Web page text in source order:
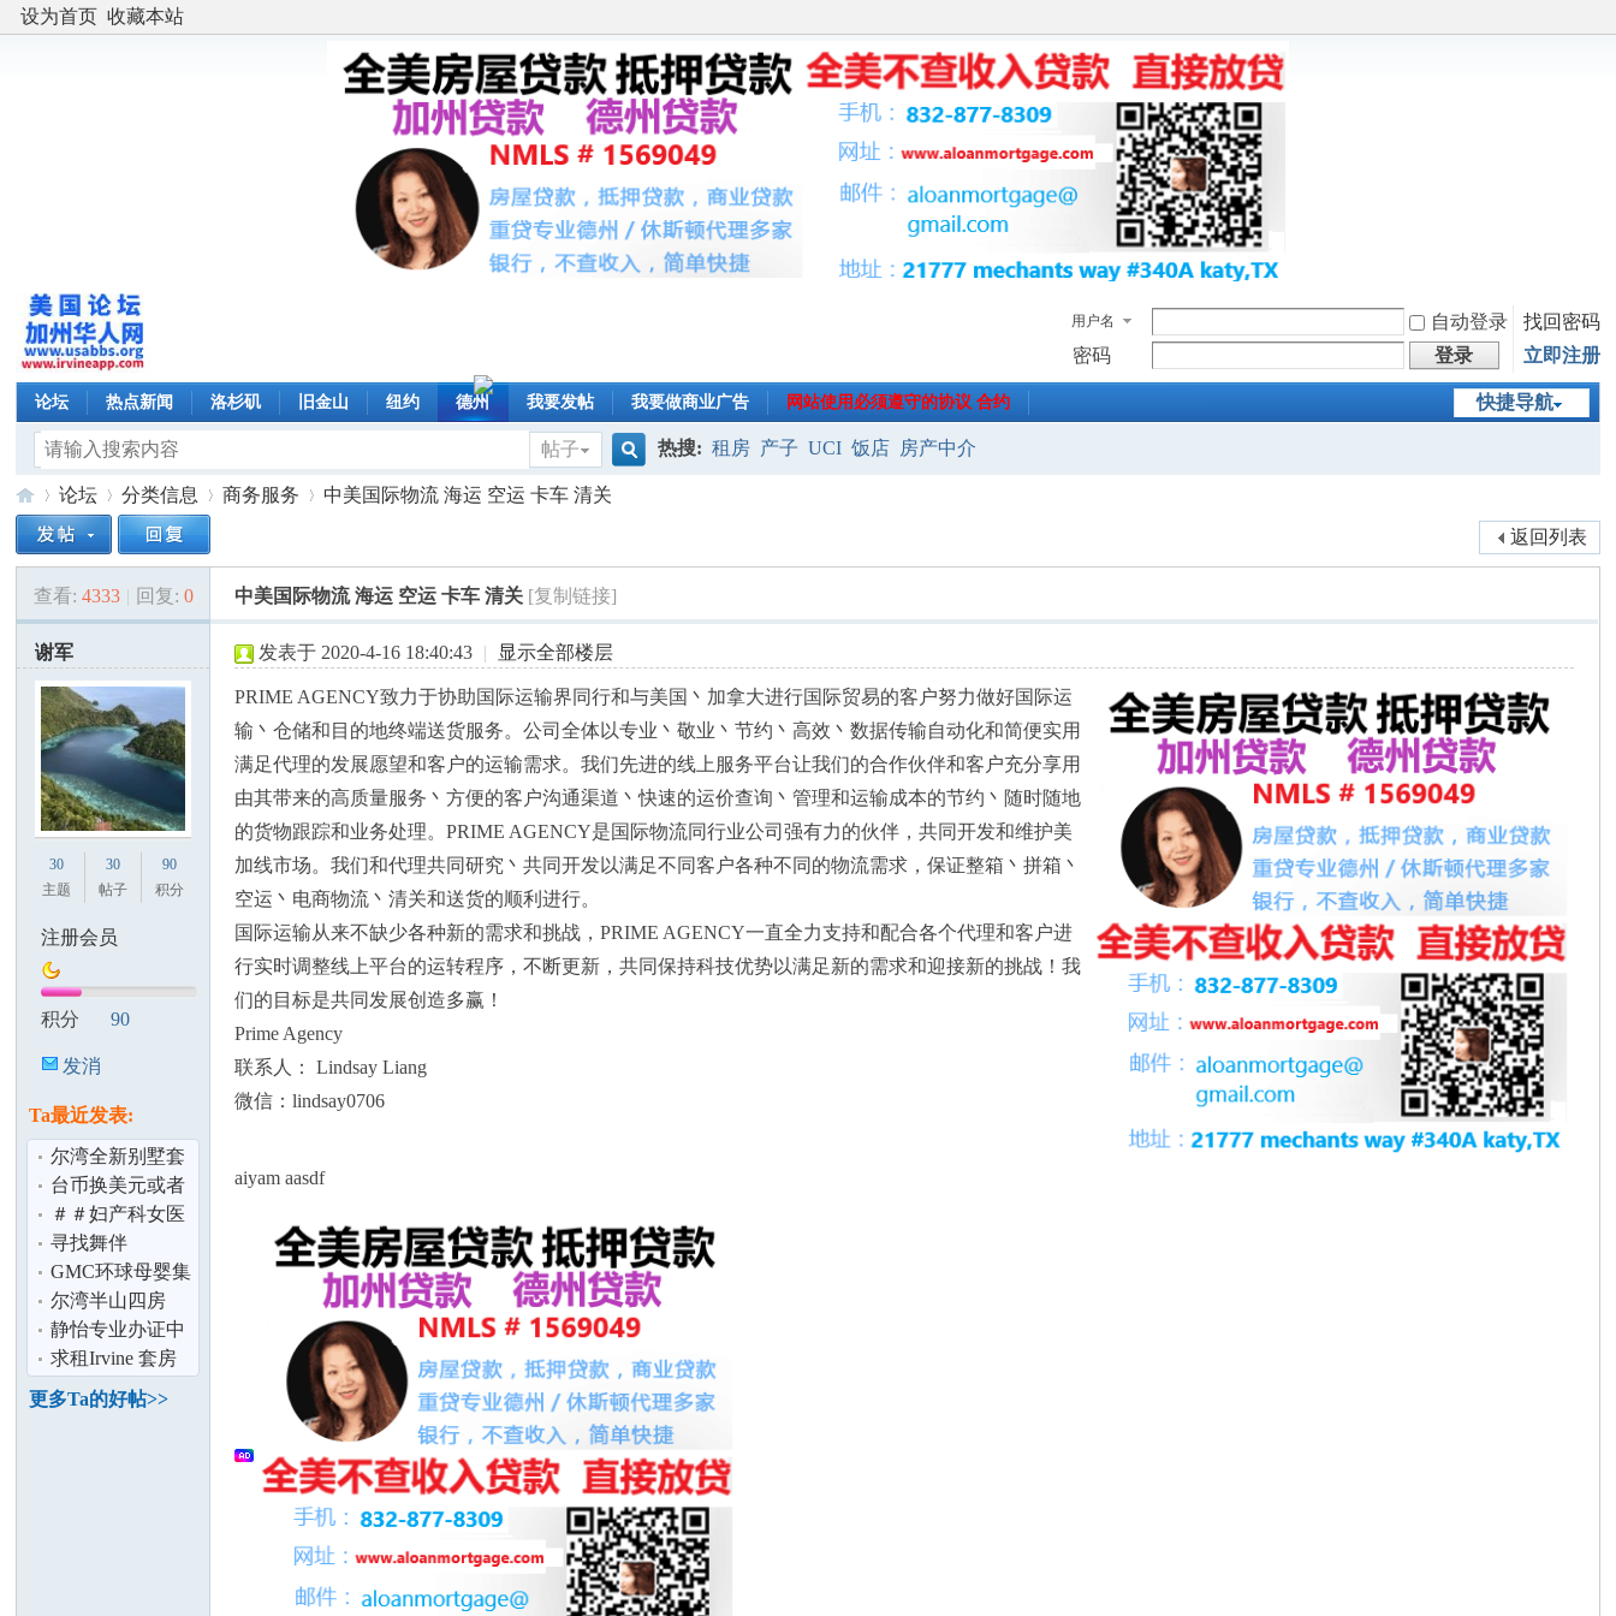
设为首页 收藏本站
用户名 自动登录
找回密码
密码
登录 立即注册
快捷导航
论坛 热点新闻 洛杉矶 旧金山 纽约 德州 我要发帖 我要做商业广告 网站使用必须遵守的协议 合约
帖子
索
热搜: 租房 产子 UCI 饭店 房产中介
美
国
»
论坛
›
分类信息 商务服务
›
中美国际物流 海运 空运 卡车 清关
返回列表
查看: 4333 | 回复: 0 中美国际物流 海运 空运 卡车 清关 [复制链接]
谢军
30
主题
30
帖子
90
积分
注册会员
积分 90
发消
Ta最近发表:
尔湾全新别墅套
房出租
台币换美元或者
人民币,有人需要
台币吗 长期
＃＃妇产科女医
生＃＃ Dr Mehta
尔湾 全球
寻找舞伴
GMC环球母婴集
团产后修复 开奶
丶通乳丶回奶
尔湾半山四房
House最新照片,
完美舒适打造精
静怡专业办证中
心
求租Irvine 套房
或House
更多Ta的好帖>>
发表于 2020-4-16 18:40:43 | 显示全部楼层
PRIME AGENCY致力于协助国际运输界同行和与美国丶加拿大进行国际贸易的客户努力做好国际运
输丶仓储和目的地终端送货服务。公司全体以专业丶敬业丶节约丶高效丶数据传输自动化和简便实用
满足代理的发展愿望和客户的运输需求。我们先进的线上服务平台让我们的合作伙伴和客户充分享用
由其带来的高质量服务丶方便的客户沟通渠道丶快速的运价查询丶管理和运输成本的节约丶随时随地
的货物跟踪和业务处理。PRIME AGENCY是国际物流同行业公司强有力的伙伴，共同开发和维护美
加线市场。我们和代理共同研究丶共同开发以满足不同客户各种不同的物流需求，保证整箱丶拼箱丶
空运丶电商物流丶清关和送货的顺利进行。
国际运输从来不缺少各种新的需求和挑战，PRIME AGENCY一直全力支持和配合各个代理和客户进
行实时调整线上平台的运转程序，不断更新，共同保持科技优势以满足新的需求和迎接新的挑战！我
们的目标是共同发展创造多赢！
Prime Agency
联系人： Lindsay Liang
微信：lindsay0706
aiyam aasdf